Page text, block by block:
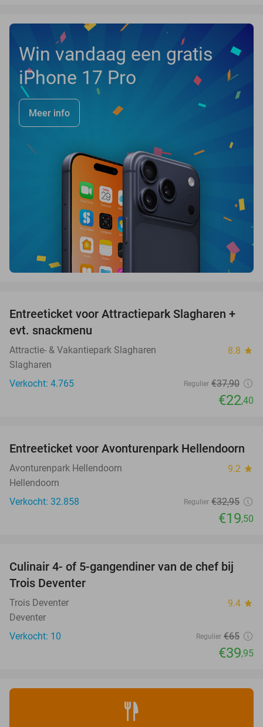
Win vandaag een gratis
iPhone 17 Pro
Meer info
41%
Entreeticket voor Attractiepark Slagharen +
evt. snackmenu
Attractie- & Vakantiepark Slagharen 8.8 star
Slagharen
Verkocht: 4.765
Regulier €37,90
€22,40
41%
Entreeticket voor Avonturenpark Hellendoorn
Avonturenpark Hellendoorn 9.2 star
Hellendoorn
Verkocht: 32.858
Regulier €32,95
€19,50
39%
TODAY
Culinair 4- of 5-gangendiner van de chef bij
Trois Deventer
Trois Deventer 9.4 star
Deventer
Verkocht: 10
Regulier €65
€39,95